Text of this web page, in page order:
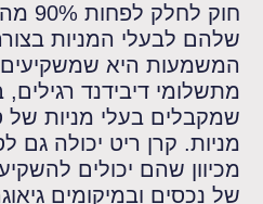
חוק
שלהם לבעלי המניות
המשמעות היא שמשקיעים
מתשלומי דיבידנד
שמקבלים בעלי מניות של
מניות. קרן ריט יכולה גם
מכיוון שהם יכולים
של נכסים ובמיקומים